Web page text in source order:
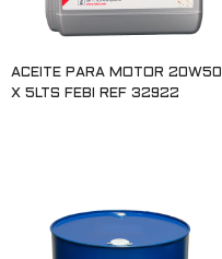
ACEITE PARA MOTOR 20W50
X 5LTS FEBI REF 32922